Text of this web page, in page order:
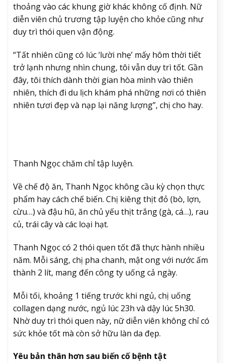
thoảng vào các khung giờ khác không cố định. Nữ
diễn viên chủ trương tập luyện cho khỏe cũng như
duy trì thói quen vận động.
“Tất nhiên cũng có lúc ‘lười nhẹ’ mấy hôm thời tiết
trở lạnh nhưng nhìn chung, tôi vẫn duy trì tốt. Gần
đây, tôi thích dành thời gian hòa mình vào thiên
nhiên, thích đi du lịch khám phá những nơi có thiên
nhiên tươi đẹp và nạp lại năng lượng”, chị cho hay.
Thanh Ngọc chăm chỉ tập luyện.
Về chế độ ăn, Thanh Ngọc không cầu kỳ chọn thực
phẩm hay cách chế biến. Chị kiêng thịt đỏ (bò, lợn,
cừu…) và đậu hũ, ăn chủ yếu thịt trắng (gà, cá…), rau
củ, trái cây và các loại hạt.
Thanh Ngọc có 2 thói quen tốt đã thực hành nhiều
năm. Mỗi sáng, chị pha chanh, mật ong với nước ấm
thành 2 lít, mang đến công ty uống cả ngày.
Mỗi tối, khoảng 1 tiếng trước khi ngủ, chị uống
collagen dạng nước, ngủ lúc 23h và dậy lúc 5h30.
Nhờ duy trì thói quen này, nữ diễn viên không chỉ có
sức khỏe tốt mà còn sở hữu làn da đẹp.
Yêu bản thân hơn sau biến cố bệnh tật